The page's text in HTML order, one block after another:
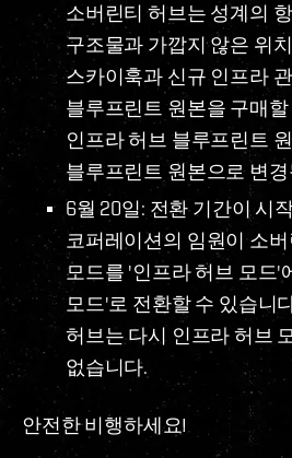
소버린티 허브는 성계의
구조물과 가깝지 않은 위
스카이훅과 신규 인프라
블루프린트 원본을 구매
인프라 허브 블루프린트
블루프린트 원본으로 변
6월 20일: 전환 기간이 시
코퍼레이션의 임원이 소
모드를 '인프라 허브 모드'
모드'로 전환할 수 있습니
허브는 다시 인프라 허브
없습니다.
안전한 비행하세요!